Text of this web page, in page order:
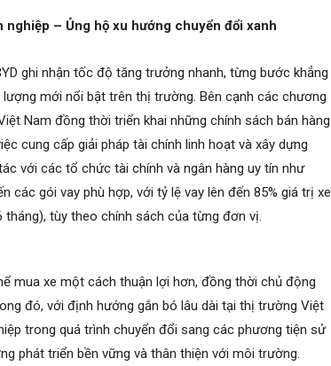
– Ủng hộ xu hướng chuyển đổi xanh
ghi nhận tốc độ tăng trưởng nhanh, từng bước khẳng
mới nổi bật trên thị trường. Bên cạnh các chương
Nam đồng thời triển khai những chính sách bán hàng
cung cấp giải pháp tài chính linh hoạt và xây dựng
với các tổ chức tài chính và ngân hàng uy tín như
các gói vay phù hợp, với tỷ lệ vay lên đến 85% giá trị xe
tùy theo chính sách của từng đơn vị.
mua xe một cách thuận lợi hơn, đồng thời chủ động
đó, với định hướng gắn bó lâu dài tại thị trường Việt
trong quá trình chuyển đổi sang các phương tiện sử
phát triển bền vững và thân thiện với môi trường.